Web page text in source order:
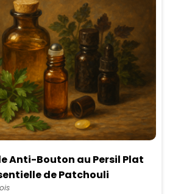
Anti-Bouton au Persil Plat
de Patchouli